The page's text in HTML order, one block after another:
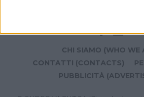
CHI SIAMO (WHO WE
CONTATTI (CONTACTS)
PUBBLICITÀ